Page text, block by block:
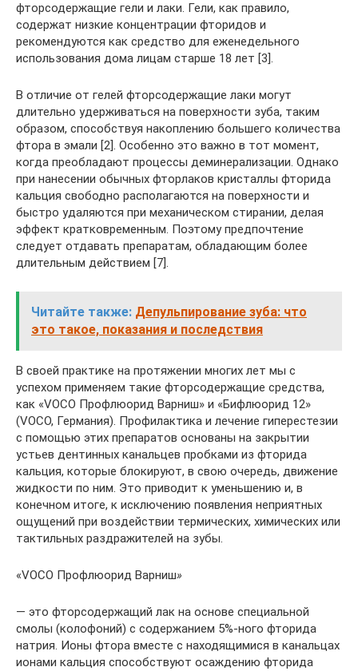
фторсодержащие гели и лаки. Гели, как правило,
содержат низкие концентрации фторидов и
рекомендуются как средство для еженедельного
использования дома лицам старше 18 лет [3].
В отличие от гелей фторсодержащие лаки могут
длительно удерживаться на поверхности зуба, таким
образом, способствуя накоплению большего количества
фтора в эмали [2]. Особенно это важно в тот момент,
когда преобладают процессы деминерализации. Однако
при нанесении обычных фторлаков кристаллы фторида
кальция свободно располагаются на поверхности и
быстро удаляются при механическом стирании, делая
эффект кратковременным. Поэтому предпочтение
следует отдавать препаратам, обладающим более
длительным действием [7].
Читайте также: Депульпирование зуба: что
это такое, показания и последствия
В своей практике на протяжении многих лет мы с
успехом применяем такие фторсодержащие средства,
как «VOCO Профлюорид Варниш» и «Бифлюорид 12»
(VOCO, Германия). Профилактика и лечение гиперестезии
с помощью этих препаратов основаны на закрытии
устьев дентинных канальцев пробками из фторида
кальция, которые блокируют, в свою очередь, движение
жидкости по ним. Это приводит к уменьшению и, в
конечном итоге, к исключению появления неприятных
ощущений при воздействии термических, химических или
тактильных раздражителей на зубы.
«VOCO Профлюорид Варниш»
— это фторсодержащий лак на основе специальной
смолы (колофоний) с содержанием 5%-ного фторида
натрия. Ионы фтора вместе с находящимися в канальцах
ионами кальция способствуют осаждению фторида